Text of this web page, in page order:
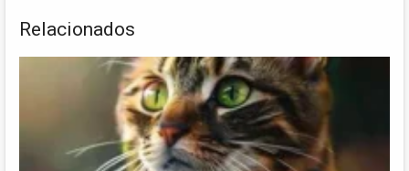
Relacionados